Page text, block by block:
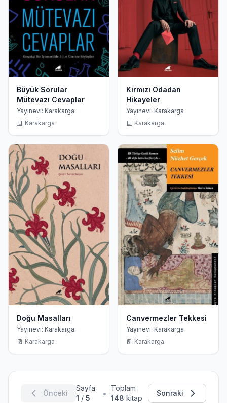
Büyük Sorular
Mütevazı Cevaplar
Yayınevi: Karakarga
Karakarga
Kırmızı Odadan
Hikayeler
Yayınevi: Karakarga
Karakarga
Doğu Masalları
Yayınevi: Karakarga
Karakarga
Canvermezler Tekkesi
Yayınevi: Karakarga
Karakarga
Önceki
Sayfa
1 / 5 •
Toplam
148 kitap
Sonraki